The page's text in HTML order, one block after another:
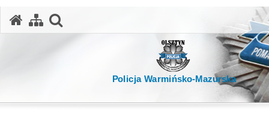
Policja Warmińsko-Mazurska